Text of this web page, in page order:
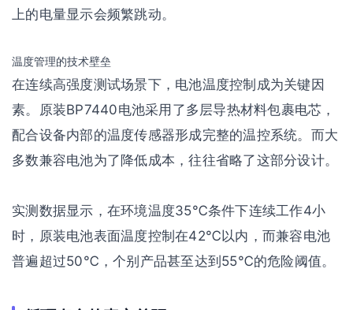
上的电量显示会频繁跳动。
温度管理的技术壁垒
在连续高强度测试场景下，电池温度控制成为关键因
素。原装BP7440电池采用了多层导热材料包裹电芯，
配合设备内部的温度传感器形成完整的温控系统。而大
多数兼容电池为了降低成本，往往省略了这部分设计。
实测数据显示，在环境温度35℃条件下连续工作4小
时，原装电池表面温度控制在42℃以内，而兼容电池
普遍超过50℃，个别产品甚至达到55℃的危险阈值。